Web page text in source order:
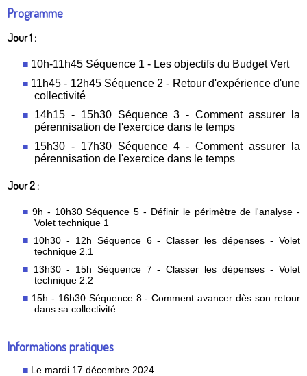
Programme
Jour 1 :
10h-11h45 Séquence 1 - Les objectifs du Budget Vert
11h45 - 12h45 Séquence 2 - Retour d'expérience d'une
collectivité
14h15 - 15h30 Séquence 3 - Comment assurer la
pérennisation de l'exercice dans le temps
15h30 - 17h30 Séquence 4 - Comment assurer la
pérennisation de l'exercice dans le temps
Jour 2 :
9h - 10h30 Séquence 5 - Définir le périmètre de l'analyse -
Volet technique 1
10h30 - 12h Séquence 6 - Classer les dépenses - Volet
technique 2.1
13h30 - 15h Séquence 7 - Classer les dépenses - Volet
technique 2.2
15h - 16h30 Séquence 8 - Comment avancer dès son retour
dans sa collectivité
Informations pratiques
Le mardi 17 décembre 2024